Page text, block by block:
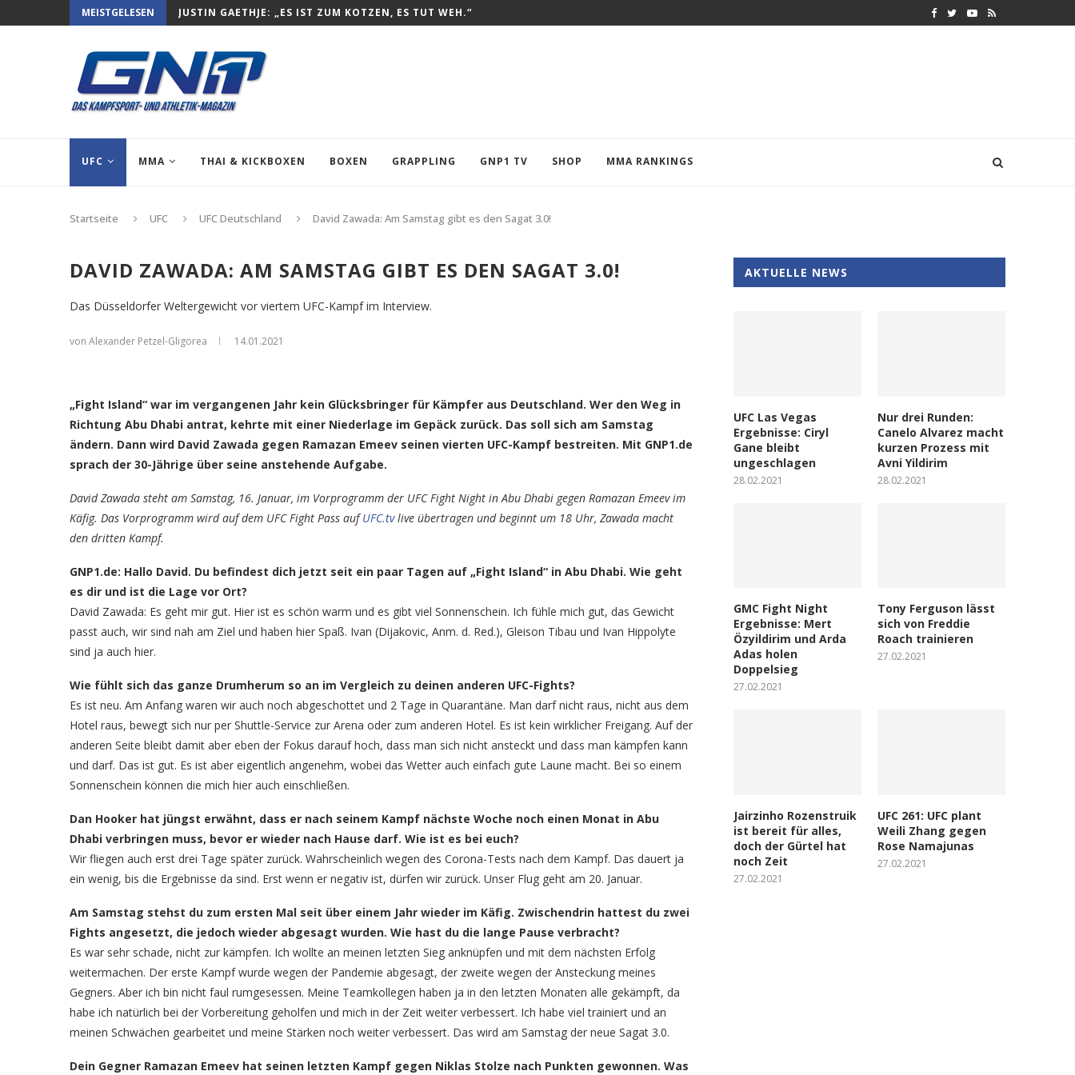
MEISTGELESEN JUSTIN GAETHJE: „ES IST ZUM KOTZEN, ES TUT WEH.“
UFC MMA THAI & KICKBOXEN BOXEN GRAPPLING GNP1 TV SHOP MMA RANKINGS
Startseite UFC UFC Deutschland David Zawada: Am Samstag gibt es den Sagat 3.0!
DAVID ZAWADA: AM SAMSTAG GIBT ES DEN SAGAT 3.0!
Das Düsseldorfer Weltergewicht vor viertem UFC-Kampf im Interview.
von Alexander Petzel-Gligorea 14.01.2021
„Fight Island“ war im vergangenen Jahr kein Glücksbringer für Kämpfer aus Deutschland. Wer den Weg in
Richtung Abu Dhabi antrat, kehrte mit einer Niederlage im Gepäck zurück. Das soll sich am Samstag
ändern. Dann wird David Zawada gegen Ramazan Emeev seinen vierten UFC-Kampf bestreiten. Mit GNP1.de
sprach der 30-Jährige über seine anstehende Aufgabe.
David Zawada steht am Samstag, 16. Januar, im Vorprogramm der UFC Fight Night in Abu Dhabi gegen Ramazan Emeev im
Käfig. Das Vorprogramm wird auf dem UFC Fight Pass aufUFC.tvlive übertragen und beginnt um 18 Uhr, Zawada macht
den dritten Kampf.
GNP1.de: Hallo David. Du befindest dich jetzt seit ein paar Tagen auf „Fight Island“ in Abu Dhabi. Wie geht
es dir und ist die Lage vor Ort?
David Zawada: Es geht mir gut. Hier ist es schön warm und es gibt viel Sonnenschein. Ich fühle mich gut, das Gewicht
passt auch, wir sind nah am Ziel und haben hier Spaß. Ivan (Dijakovic, Anm. d. Red.), Gleison Tibau und Ivan Hippolyte
sind ja auch hier.
Wie fühlt sich das ganze Drumherum so an im Vergleich zu deinen anderen UFC-Fights?
Es ist neu. Am Anfang waren wir auch noch abgeschottet und 2 Tage in Quarantäne. Man darf nicht raus, nicht aus dem
Hotel raus, bewegt sich nur per Shuttle-Service zur Arena oder zum anderen Hotel. Es ist kein wirklicher Freigang. Auf der
anderen Seite bleibt damit aber eben der Fokus darauf hoch, dass man sich nicht ansteckt und dass man kämpfen kann
und darf. Das ist gut. Es ist aber eigentlich angenehm, wobei das Wetter auch einfach gute Laune macht. Bei so einem
Sonnenschein können die mich hier auch einschließen.
Dan Hooker hat jüngst erwähnt, dass er nach seinem Kampf nächste Woche noch einen Monat in Abu
Dhabi verbringen muss, bevor er wieder nach Hause darf. Wie ist es bei euch?
Wir fliegen auch erst drei Tage später zurück. Wahrscheinlich wegen des Corona-Tests nach dem Kampf. Das dauert ja
ein wenig, bis die Ergebnisse da sind. Erst wenn er negativ ist, dürfen wir zurück. Unser Flug geht am 20. Januar.
Am Samstag stehst du zum ersten Mal seit über einem Jahr wieder im Käfig. Zwischendrin hattest du zwei
Fights angesetzt, die jedoch wieder abgesagt wurden. Wie hast du die lange Pause verbracht?
Es war sehr schade, nicht zur kämpfen. Ich wollte an meinen letzten Sieg anknüpfen und mit dem nächsten Erfolg
weitermachen. Der erste Kampf wurde wegen der Pandemie abgesagt, der zweite wegen der Ansteckung meines
Gegners. Aber ich bin nicht faul rumgesessen. Meine Teamkollegen haben ja in den letzten Monaten alle gekämpft, da
habe ich natürlich bei der Vorbereitung geholfen und mich in der Zeit weiter verbessert. Ich habe viel trainiert und an
meinen Schwächen gearbeitet und meine Stärken noch weiter verbessert. Das wird am Samstag der neue Sagat 3.0.
Dein Gegner Ramazan Emeev hat seinen letzten Kampf gegen Niklas Stolze nach Punkten gewonnen. Was
AKTUELLE NEWS
UFC Las Vegas
Ergebnisse: Ciryl
Gane bleibt
ungeschlagen
28.02.2021
Nur drei Runden:
Canelo Alvarez macht
kurzen Prozess mit
Avni Yildirim
28.02.2021
GMC Fight Night
Ergebnisse: Mert
Özyildirim und Arda
Adas holen
Doppelsieg
27.02.2021
Tony Ferguson lässt
sich von Freddie
Roach trainieren
27.02.2021
Jairzinho Rozenstruik
ist bereit für alles,
doch der Gürtel hat
noch Zeit
27.02.2021
UFC 261: UFC plant
Weili Zhang gegen
Rose Namajunas
27.02.2021